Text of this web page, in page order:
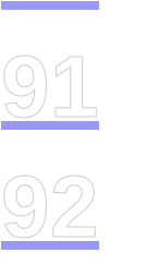
91
92